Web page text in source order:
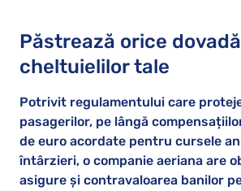
Păstrează orice
cheltuielilor tale
Potrivit regulamentului care
pasagerilor, pe lângă
de euro acordate pentru cursele
întârzieri, o companie aeriana are
asigure şi contravaloarea banilor